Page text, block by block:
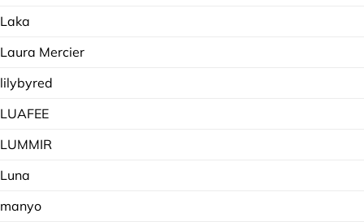
Laka
Laura Mercier
lilybyred
LUAFEE
LUMMIR
Luna
manyo